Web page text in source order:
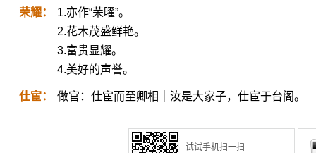
荣耀：
1.亦作“荣曜”。
2.花木茂盛鲜艳。
3.富贵显耀。
4.美好的声誉。
仕宦： 做官：仕宦而至卿相｜汝是大家子，仕宦于台阁。
试试手机扫一扫